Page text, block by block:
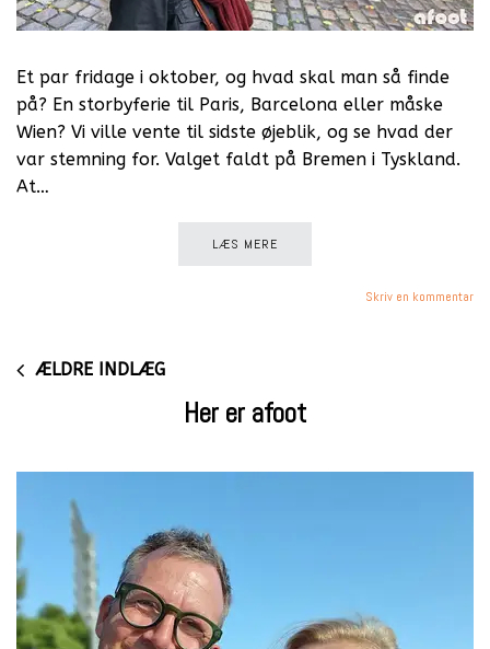
Et par fridage i oktober, og hvad skal man så finde
på? En storbyferie til Paris, Barcelona eller måske
Wien? Vi ville vente til sidste øjeblik, og se hvad der
var stemning for. Valget faldt på Bremen i Tyskland.
At…
LÆS MERE
Skriv en kommentar
ÆLDRE INDLÆG
Her er afoot